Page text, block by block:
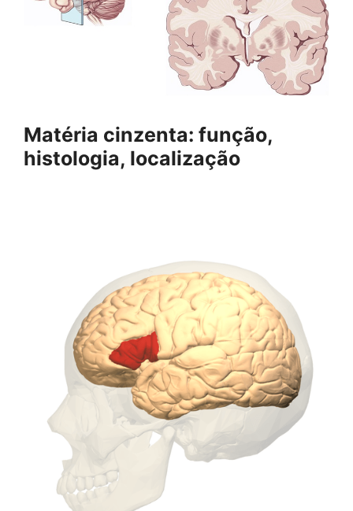
Matéria cinzenta: função,
histologia, localização